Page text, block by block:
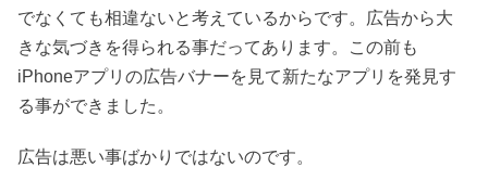
でなくても相違ないと考えているからです。広告から大
きな気づきを得られる事だってあります。この前も
iPhoneアプリの広告バナーを見て新たなアプリを発見す
る事ができました。
広告は悪い事ばかりではないのです。